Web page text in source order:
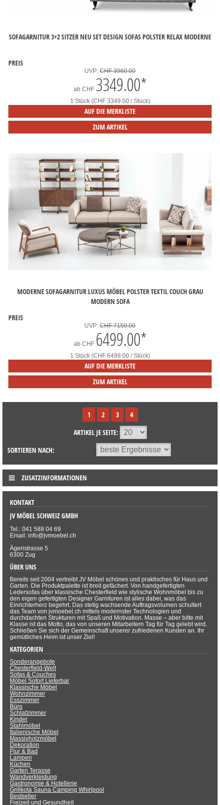
SOFAGARNITUR 3+2 SITZER NEU SET DESIGN SOFAS POLSTER RELAX MODERNE
PREIS
UVP: CHF 3960.00
ab CHF 3349.00*
1 Stück (CHF 3349.00 / Stück)
AUF DIE MERKLISTE
ZUM ARTIKEL
MODERNE SOFAGARNITUR LUXUS MÖBEL POLSTER TEXTIL COUCH GRAU
MODERN SOFA
PREIS
UVP: CHF 7150.00
ab CHF 6499.00*
1 Stück (CHF 6499.00 / Stück)
AUF DIE MERKLISTE
ZUM ARTIKEL
1 2 3
4
ARTIKEL JE SEITE:
SORTIEREN NACH:
ZUSATZINFORMATIONEN
KONTAKT
JV MÖBEL SCHWEIZ GMBH
Tel.: 041 588 04 69
Email: info@jvmoebel.ch
Ägeristrasse 5
6300 Zug
ÜBER UNS
Bereits seit 2004 vertreibt JV Möbel schönes und praktisches für Haus und
Garten. Die Produktpalette ist breit gefächert. Von handgefertigten
Ledersofas über klassische Chesterfield wie stylische Wohnmöbel bis zu
den eigen gefertigten Designer Garnituren ist alles dabei, was das
Einrichterherz begehrt. Das stetig wachsende Auftragsvolumen schultert
das Team von jvmoebel.ch mittels modernster Technologien und
durchdachten Strukturen mit Spaß und Motivation. Masse – aber bitte mit
Klasse ist das Motto, das von unseren Mitarbeitern Tag für Tag gelebt wird.
Schließen Sie sich der Gemeinschaft unserer zufriedenen Kunden an. Ihr
gemütliches Heim ist unser Ziel!
KATEGORIEN
Sonderangebote
Chesterfield-Welt
Sofas & Couches
Möbel Sofort Lieferbar
Klassische Möbel
Wohnzimmer
Esszimmer
Büro
Schlafzimmer
Kinder
Stahlmöbel
Italienische Möbel
Massivholzmöbel
Dekoration
Flur & Bad
Lampen
Küchen
Garten Terasse
Wandverkleidung
Gastronomie & Hotellerie
Grillkota Sauna Camping Whirlpool
Bestseller
Freizeit und Gesundheit